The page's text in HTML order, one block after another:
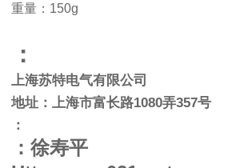
重量：150g
：
上海苏特电气有限公司
地址：上海市富长路1080弄357号
：
：徐寿平